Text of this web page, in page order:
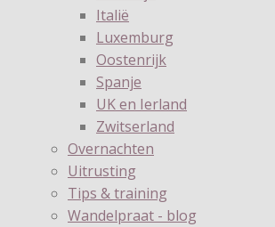
Italië
Luxemburg
Oostenrijk
Spanje
UK en Ierland
Zwitserland
Overnachten
Uitrusting
Tips & training
Wandelpraat - blog